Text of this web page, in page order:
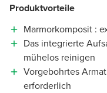
Produktvorteile
Marmorkomposit :
Das integrierte
mühelos reinigen
Vorgebohrtes
erforderlich